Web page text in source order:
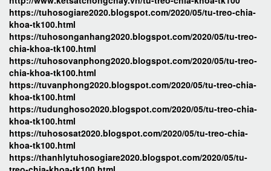
https://tuhosogiare2020.blogspot.com/2020/05/tu-treo-chia-
khoa-tk100.html
https://tuhosonganhang2020.blogspot.com/2020/05/tu-treo-
chia-khoa-tk100.html
https://tuhosovanphong2020.blogspot.com/2020/05/tu-treo-
chia-khoa-tk100.html
https://tuvanphong2020.blogspot.com/2020/05/tu-treo-chia-
khoa-tk100.html
https://tudunghoso2020.blogspot.com/2020/05/tu-treo-chia-
khoa-tk100.html
https://tuhososat2020.blogspot.com/2020/05/tu-treo-chia-
khoa-tk100.html
https://thanhlytuhosogiare2020.blogspot.com/2020/05/tu-